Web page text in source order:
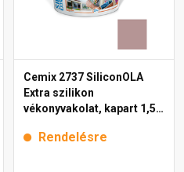
Cemix 2737 SiliconOLA
Extra szilikon
vékonyvakolat, kapart 1,5
Rendelésre